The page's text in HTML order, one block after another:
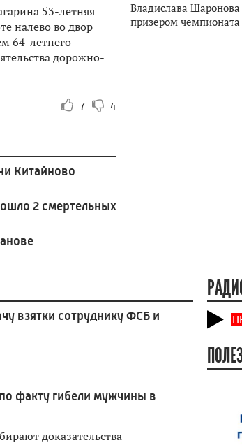
53-летняя
налево во двор
64-летнего
дорожно-
7 4
Китайново
2 смертельных
Владислава
призером чемпионата
взятки сотруднику ФСБ и
факту гибели мужчины в
доказательства